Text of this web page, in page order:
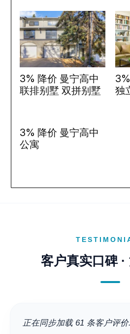
3% 降价 曼宁高中
联排别墅 双拼别墅
独
3% 降价 曼宁高中
公寓
客户真实口碑
正在同步加载 61 条客户评价